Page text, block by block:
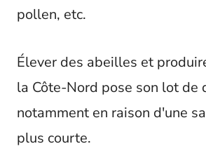
pollen, etc.
Élever des abeilles et
la Côte-Nord pose son lot de
notamment en raison d'une
plus courte.